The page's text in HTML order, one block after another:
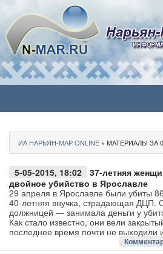
Политика
Бизнес
Общество
Культура
ИА НАРЬЯН-МАР ONLINE » МАТЕРИАЛЫ ЗА
5-05-2015, 18:02
37-летняя
двойное убийство в Ярославле
29 апреля в Ярославле были убиты
40-летняя внучка, страдающая ДЦП.
должницей — занимала деньги у
Как стало известно, они вели
последнее время почти не выходили